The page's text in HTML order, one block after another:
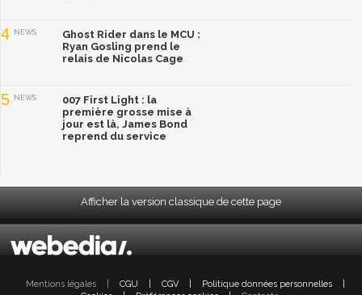
4 NEWS
Ghost Rider dans le MCU :
Ryan Gosling prend le
relais de Nicolas Cage
5 NEWS
007 First Light : la
première grosse mise à
jour est là, James Bond
reprend du service
Afficher la version classique de cette page
Mentions légales CGU CGV Politique données personnelles